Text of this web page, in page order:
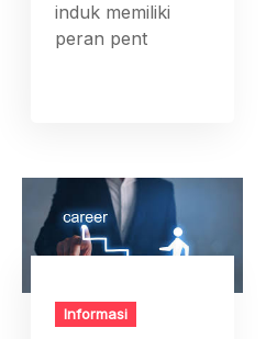
induk memiliki
peran pent
Informasi